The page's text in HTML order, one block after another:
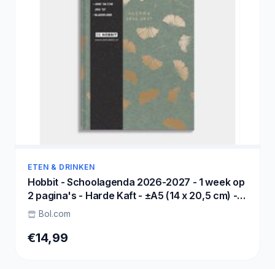
ETEN & DRINKEN
Hobbit - Schoolagenda 2026-2027 - 1 week op
2 pagina's - Harde Kaft - ±A5 (14 x 20,5 cm) -
Ginkgo
Bol.com
€14,99